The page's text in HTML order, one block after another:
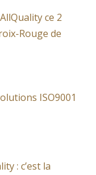
ce 2
Rouge de
ISO9001
: c’est la